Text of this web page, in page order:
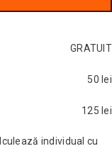
GRATUIT
50 lei
125 lei
individual cu